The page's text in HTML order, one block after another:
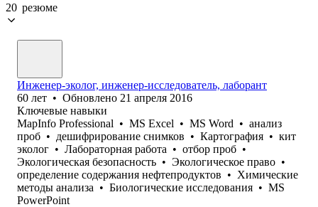
20 резюме
Инженер-эколог, инженер-исследователь, лаборант
60 лет • Обновлено 21 апреля 2016
Ключевые навыки
MapInfo Professional • MS Excel • MS Word • анализ
проб • дешифрирование снимков • Картография • кит
эколог • Лабораторная работа • отбор проб •
Экологическая безопасность • Экологическое право •
определение содержания нефтепродуктов • Химические
методы анализа • Биологические исследования • MS
PowerPoint